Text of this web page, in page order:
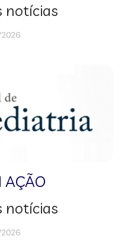
notícias
AÇÃO
notícias